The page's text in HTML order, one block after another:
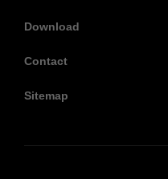
Download
Contact
Sitemap